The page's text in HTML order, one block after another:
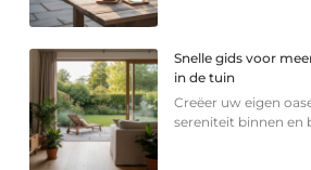
Snelle gids voor
in de tuin
Creëer uw eigen
sereniteit binnen en